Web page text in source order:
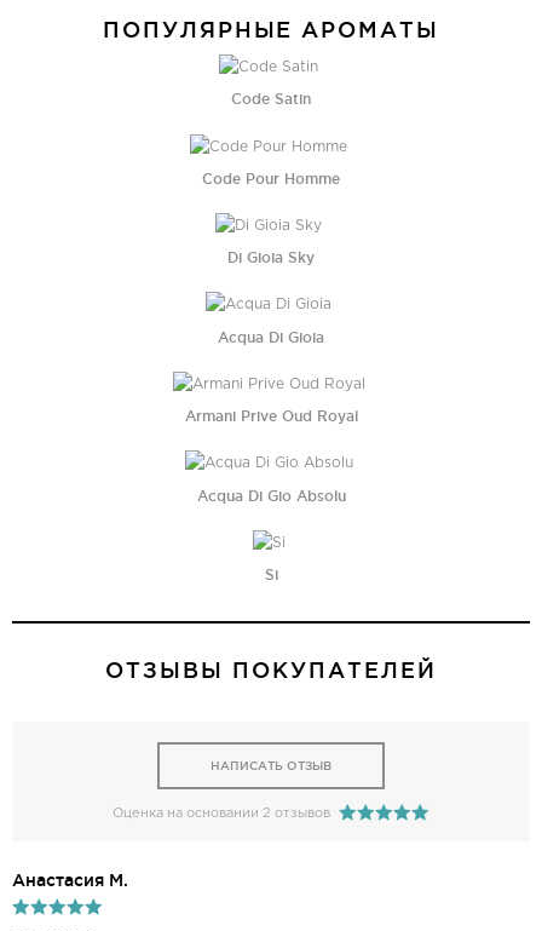
ПОПУЛЯРНЫЕ АРОМАТЫ
Code Satin
Code Pour Homme
Di Gioia Sky
Acqua Di Gioia
Armani Prive Oud Royal
Acqua Di Gio Absolu
Si
ОТЗЫВЫ ПОКУПАТЕЛЕЙ
НАПИСАТЬ ОТЗЫВ
Оценка на основании 2 отзывов
Анастасия М.